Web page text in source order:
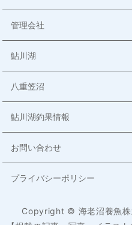
管理会社
鮎川湖
八重笠沼
鮎川湖釣果情報
お問い合わせ
プライバシーポリシー
Copyright © 海老沼養魚